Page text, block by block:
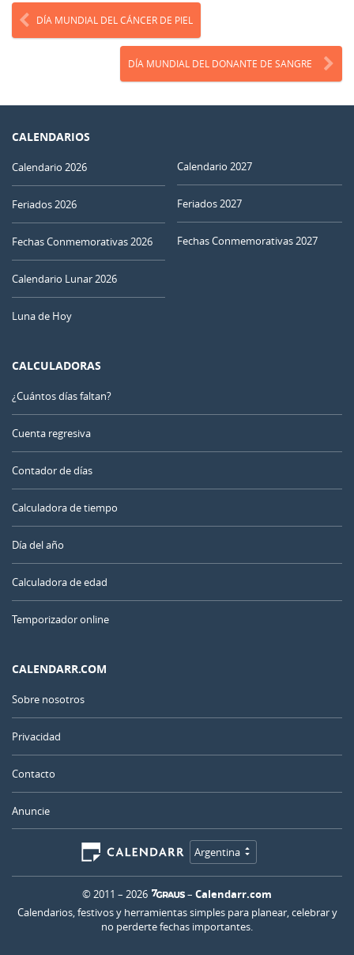
DÍA MUNDIAL DEL CÁNCER DE PIEL
DÍA MUNDIAL DEL DONANTE DE SANGRE
CALENDARIOS
Calendario 2026
Feriados 2026
Fechas Conmemorativas 2026
Calendario Lunar 2026
Luna de Hoy
Calendario 2027
Feriados 2027
Fechas Conmemorativas 2027
CALCULADORAS
¿Cuántos días faltan?
Cuenta regresiva
Contador de días
Calculadora de tiempo
Día del año
Calculadora de edad
Temporizador online
CALENDARR.COM
Sobre nosotros
Privacidad
Contacto
Anuncie
Argentina
© 2011 – 2026 – Calendarr.com
Calendarios, festivos y herramientas simples para planear, celebrar y
no perderte fechas importantes.